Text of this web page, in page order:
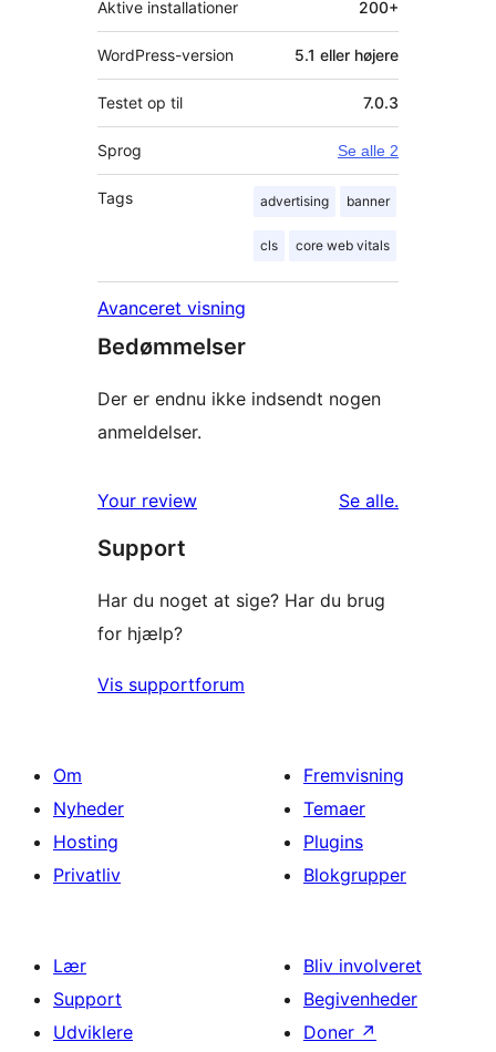
Aktive installationer 200+
WordPress-version 5.1 eller højere
Testet op til 7.0.3
Sprog Se alle 2
Tags advertising banner
cls core web vitals
Avanceret visning
Bedømmelser
Der er endnu ikke indsendt nogen
anmeldelser.
Your review Se alleanmeldelser
.
Support
Har du noget at sige? Har du brug
for hjælp?
Vis supportforum
Om
Nyheder
Hosting
Privatliv
Fremvisning
Temaer
Plugins
Blokgrupper
Lær
Support
Udviklere
Bliv involveret
Begivenheder
Doner ↗